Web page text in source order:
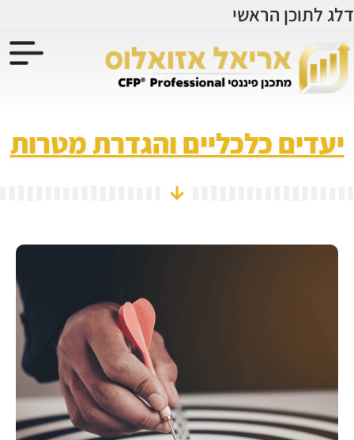
לתוכן
דלג לתוכן הראשי
יעדים כלכליים והגדרת מטרות